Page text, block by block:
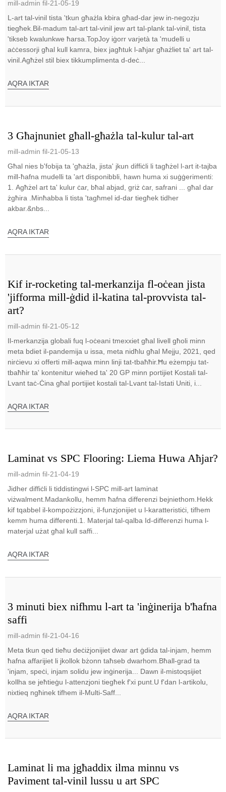
mill-admin fil-21-05-19
L-art tal-vinil tista 'tkun għażla kbira għad-dar jew in-negozju
tiegħek.Bil-madum tal-art tal-vinil jew art tal-plank tal-vinil, tista
'tikseb kwalunkwe ħarsa.TopJoy iġorr varjetà ta 'mudelli u
aċċessorji għal kull kamra, biex jagħtuk l-aħjar għażliet ta' art tal-
vinil.Agħżel stil biex tikkumplimenta d-deċ...
AQRA IKTAR
3 Għajnuniet għall-għażla tal-kulur tal-art
mill-admin fil-21-05-13
Għal nies b'fobija ta 'għażla, jista' jkun diffiċli li tagħżel l-art it-tajba
mill-ħafna mudelli ta 'art disponibbli, hawn huma xi suġġerimenti:
1. Agħżel art ta' kulur ċar, bħal abjad, griż ċar, safrani ... għal dar
żgħira .Minħabba li tista 'tagħmel id-dar tiegħek tidher
akbar.&nbs...
AQRA IKTAR
Kif ir-rocketing tal-merkanzija fl-oċean jista
'jifforma mill-ġdid il-katina tal-provvista tal-
art?
mill-admin fil-21-05-12
Il-merkanzija globali fuq l-oċeani tmexxiet għal livell għoli minn
meta bdiet il-pandemija u issa, meta nidħlu għal Mejju, 2021, qed
nirċievu xi offerti mill-aqwa minn linji tat-tbaħħir.Ħu eżempju tat-
tbaħħir ta' kontenitur wieħed ta' 20 GP minn portijiet Kostali tal-
Lvant taċ-Ċina għal portijiet kostali tal-Lvant tal-Istati Uniti, i...
AQRA IKTAR
Laminat vs SPC Flooring: Liema Huwa Aħjar?
mill-admin fil-21-04-19
Jidher diffiċli li tiddistingwi l-SPC mill-art laminat
viżwalment.Madankollu, hemm ħafna differenzi bejniethom.Hekk
kif tqabbel il-kompożizzjoni, il-funzjonijiet u l-karatteristiċi, tifhem
kemm huma differenti.1. Materjal tal-qalba Id-differenzi huma l-
materjal użat għal kull saffi...
AQRA IKTAR
3 minuti biex nifhmu l-art ta 'inġinerija b'ħafna
saffi
mill-admin fil-21-04-16
Meta tkun qed tieħu deċiżjonijiet dwar art ġdida tal-injam, hemm
ħafna affarijiet li jkollok bżonn taħseb dwarhom.Bħall-grad ta
'injam, speċi, injam solidu jew inġinerija... Dawn il-mistoqsijiet
kollha se jeħtieġu l-attenzjoni tiegħek f'xi punt.U f'dan l-artikolu,
nixtieq ngħinek tifhem il-Multi-Saff...
AQRA IKTAR
Laminat li ma jgħaddix ilma minnu vs
Paviment tal-vinil lussu u art SPC